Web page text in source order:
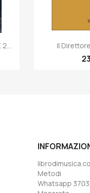
2... 
Il
Metodi
Whatsapp